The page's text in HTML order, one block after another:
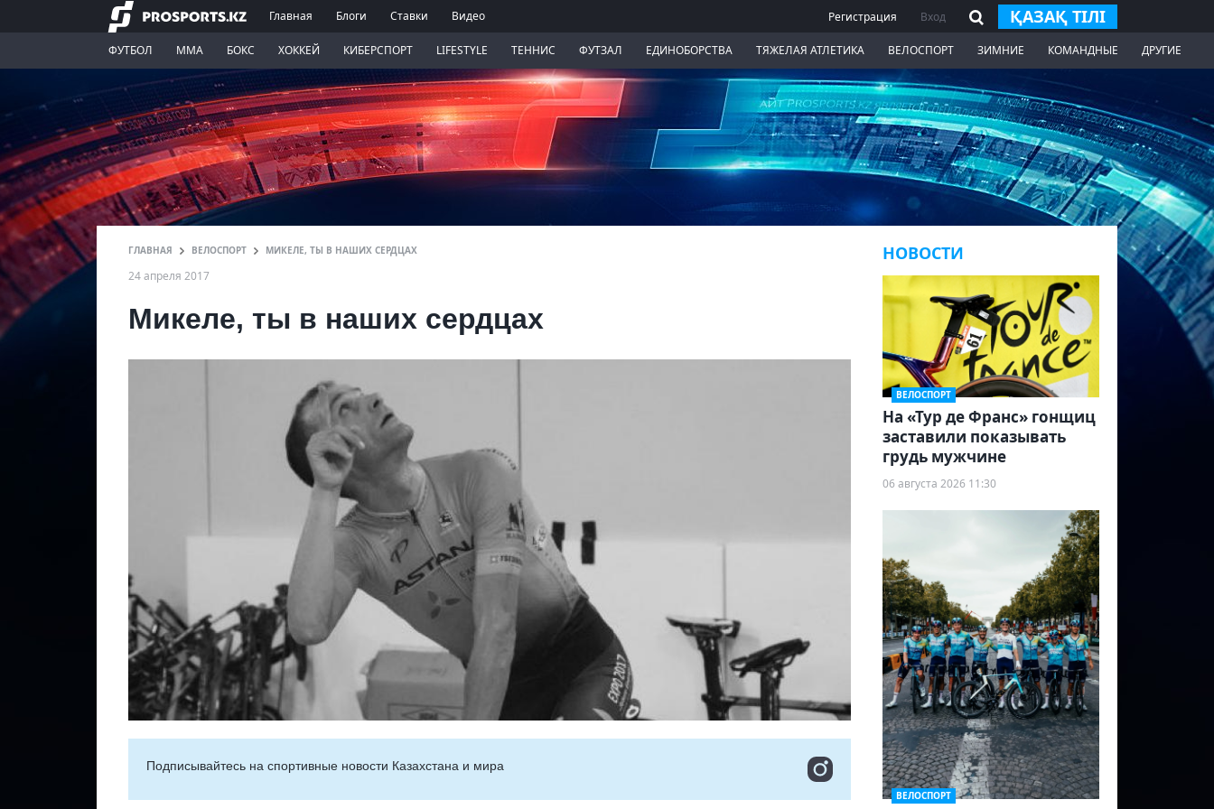
Главная Блоги Ставки Видео Регистрация Вход ҚАЗАҚ ТІЛІ
ФУТБОЛ ММА БОКС ХОККЕЙ КИБЕРСПОРТ LIFESTYLE ТЕННИС ФУТЗАЛ ЕДИНОБОРСТВА ТЯЖЕЛАЯ АТЛЕТИКА ВЕЛОСПОРТ ЗИМНИЕ КОМАНДНЫЕ ДРУГИЕ
ГЛАВНАЯ ВЕЛОСПОРТ МИКЕЛЕ, ТЫ В НАШИХ СЕРДЦАХ
24 апреля 2017
Микеле, ты в наших сердцах
Подписывайтесь на cпортивные новости Казахстана и мира
НОВОСТИ
ВЕЛОСПОРТ
На «Тур де Франс» гонщиц
заставили показывать
грудь мужчине
06 августа 2026 11:30
ВЕЛОСПОРТ